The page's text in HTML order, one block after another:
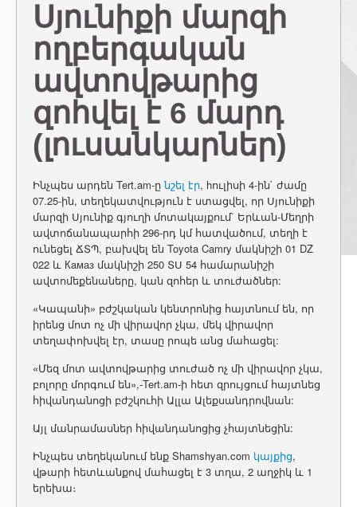
Սյունիքի մարզի
ողբերգական
ավտովթարից
զոհվել է 6 մարդ
(լուսանկարներ)
Ինչպես արդեն Tert.am-ընշել էր, hուլիսի 4-ին` ժամը
07.25-ին, տեղեկատվություն է ստացվել, որ Սյունիքի
մարզի Սյունիք գյուղի մոտակայքում` Երևան-Մեղրի
ավտոճանապարհի 296-րդ կմ հատվածում, տեղի է
ունեցել ՃՏՊ, բախվել են Toyota Camry մակնիշի 01 DZ
022 և Кaмаз մակնիշի 250 ՏՍ 54 համարանիշի
ավտոմեքենաները, կան զոհեր և տուժածներ:
«Կապանի» բժշկական կենտրոնից հայտնում են, որ
իրենց մոտ ոչ մի վիրավոր չկա, մեկ վիրավոր
տեղափոխվել էր, տասը րոպե անց մահացել:
«Մեզ մոտ ավտովթարից տուժած ոչ մի վիրավոր չկա,
բոլորը մորգում են»,-Tert.am-ի հետ զրույցում հայտնեց
հիվանդանոցի բժշկուհի Ալլա Ալեքսանդրովնան:
Այլ մանրամասներ հիվանդանոցից չհայտնեցին:
Ինչպես տեղեկանում ենք Shamshyan.com կայքից,
վթարի հետևանքով մահացել է 3 տղա, 2 աղջիկ և 1
երեխա։